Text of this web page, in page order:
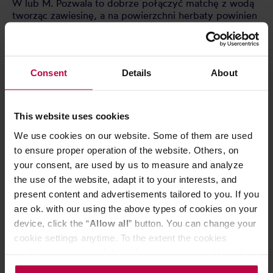
Consent Details About
This website uses cookies
We use cookies on our website. Some of them are used
to ensure proper operation of the website. Others, on
your consent, are used by us to measure and analyze
the use of the website, adapt it to your interests, and
present content and advertisements tailored to you. If you
are ok. with our using the above types of cookies on your
device, click the “Allow all” button. You can change your
cookie settings anytime. To the extent the cookies
the controller’s (namely, ALL GOOD S.A., ul.
W lub M. Pozwala to dobrze połączyć matchę z wodą
tworząc zawiesinę, a na powierzchni herbaty powinien
jest możliwe dzięki elastycznym bambusowym
razem i zakończone specjalną drewnianą rączką.
CECHY
OCENY
Może Cię zainteresować